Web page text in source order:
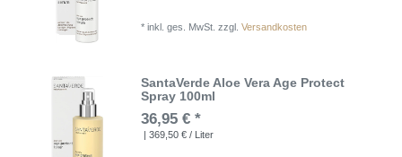
*inkl. ges. MwSt. zzgl.Versandkosten
SantaVerde Aloe Vera Age Protect
Spray 100ml
36,95 € *
| 369,50 € / Liter